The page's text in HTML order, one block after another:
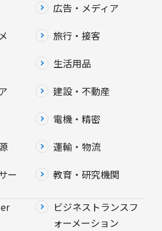
広告・メディア
旅行・接客
生活用品
建設・不動産
電機・精密
運輸・物流
ー
教育・研究機関
ビジネストランスフ
ォーメーション